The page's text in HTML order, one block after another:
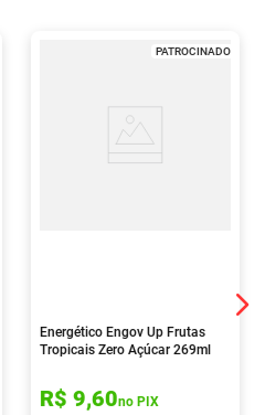
PATROCINADO
Energético Engov Up Frutas
Tropicais Zero Açúcar 269ml
R$ 9,60no PIX